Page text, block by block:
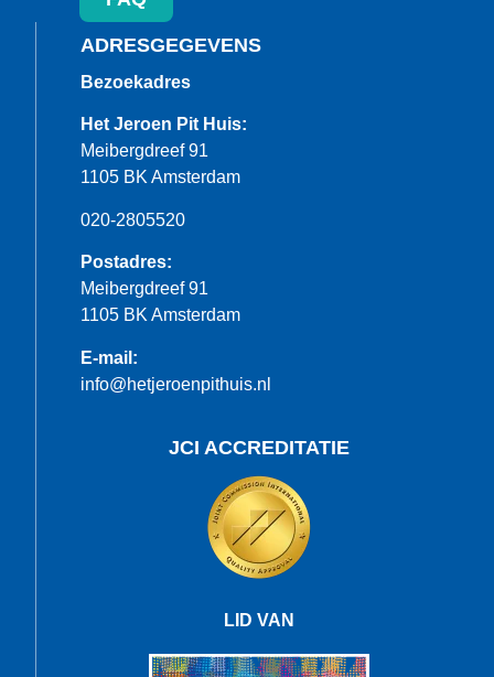
ADRESGEGEVENS
Bezoekadres
Het Jeroen Pit Huis:
Meibergdreef 91
1105 BK Amsterdam
020-2805520
Postadres:
Meibergdreef 91
1105 BK Amsterdam
E-mail:
info@hetjeroenpithuis.nl
JCI ACCREDITATIE
LID VAN